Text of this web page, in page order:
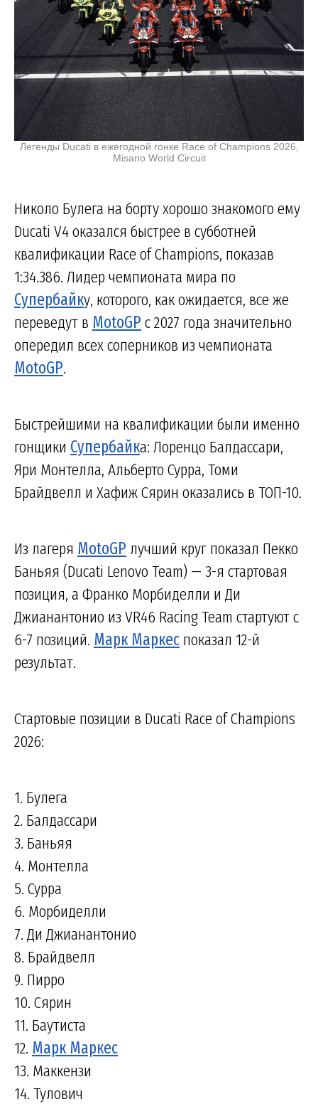
Легенды Ducati в ежегодной гонке Race of Champions 2026,
Misano World Circuit
Николо Булега на борту хорошо знакомого ему
Ducati V4 оказался быстрее в субботней
квалификации Race of Champions, показав
1:34.386. Лидер чемпионата мира по
Супербайку, которого, как ожидается, все же
переведут в MotoGP с 2027 года значительно
опередил всех соперников из чемпионата
MotoGP.
Быстрейшими на квалификации были именно
гонщики Супербайка: Лоренцо Балдассари,
Яри Монтелла, Альберто Сурра, Томи
Брайдвелл и Хафиж Сярин оказались в ТОП-10.
Из лагеря MotoGP лучший круг показал Пекко
Баньяя (Ducati Lenovo Team) — 3-я стартовая
позиция, а Франко Морбиделли и Ди
Джианантонио из VR46 Racing Team стартуют с
6-7 позиций. Марк Маркес показал 12-й
результат.
Стартовые позиции в Ducati Race of Champions
2026:
1. Булега
2. Балдассари
3. Баньяя
4. Монтелла
5. Сурра
6. Морбиделли
7. Ди Джианантонио
8. Брайдвелл
9. Пирро
10. Сярин
11. Баутиста
12. Марк Маркес
13. Маккензи
14. Тулович